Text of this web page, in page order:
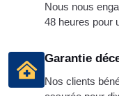
Nous nous
48 heures pour
Garantie
Nos clients